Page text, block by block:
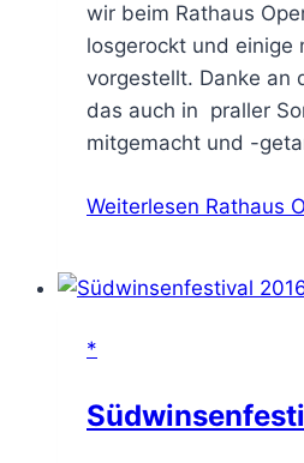
wir beim Rathaus
losgerockt und einige
vorgestellt. Danke an
das auch in praller
mitgemacht und -
Weiterlesen Rathaus
*